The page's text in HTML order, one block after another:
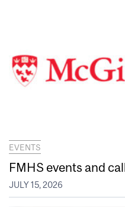
EVENTS
FMHS events and
JULY 15, 2026